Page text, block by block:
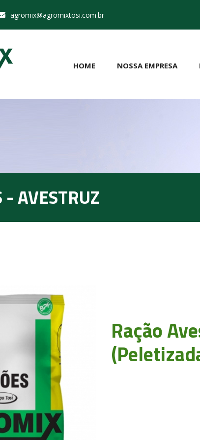
agromix@agromixtosi.com.br
HOME NOSSA EMPRESA
- AVESTRUZ
Ração